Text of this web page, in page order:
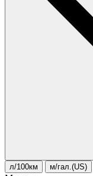
л/100км м/гал.(US)